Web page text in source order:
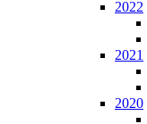
2022
2021
2020